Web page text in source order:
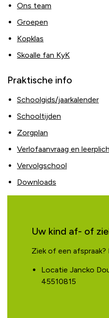
Ons team
Groepen
Kopklas
Skoalle fan KyK
Praktische info
Schoolgids/jaarkalender
Schooltijden
Zorgplan
Verlofaanvraag en
Vervolgschool
Downloads
Uw kind af- of
Ziek of een
Locatie Jancko
45510815